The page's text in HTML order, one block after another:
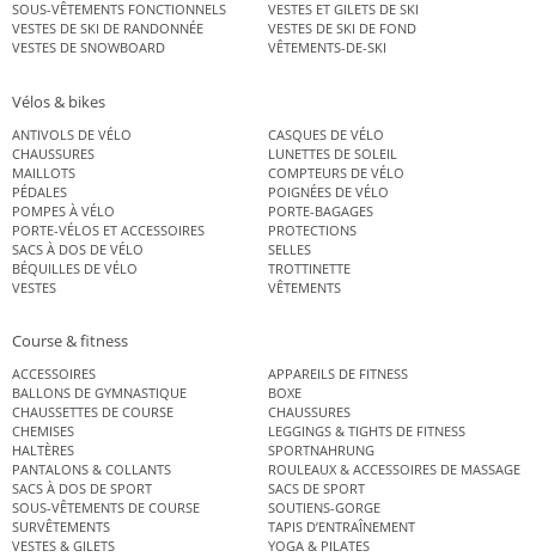
SOUS-VÊTEMENTS FONCTIONNELS
VESTES ET GILETS DE SKI
VESTES DE SKI DE RANDONNÉE
VESTES DE SKI DE FOND
VESTES DE SNOWBOARD
VÊTEMENTS-DE-SKI
Vélos & bikes
ANTIVOLS DE VÉLO
CASQUES DE VÉLO
CHAUSSURES
LUNETTES DE SOLEIL
MAILLOTS
COMPTEURS DE VÉLO
PÉDALES
POIGNÉES DE VÉLO
POMPES À VÉLO
PORTE-BAGAGES
PORTE-VÉLOS ET ACCESSOIRES
PROTECTIONS
SACS À DOS DE VÉLO
SELLES
BÉQUILLES DE VÉLO
TROTTINETTE
VESTES
VÊTEMENTS
Course & fitness
ACCESSOIRES
APPAREILS DE FITNESS
BALLONS DE GYMNASTIQUE
BOXE
CHAUSSETTES DE COURSE
CHAUSSURES
CHEMISES
LEGGINGS & TIGHTS DE FITNESS
HALTÈRES
SPORTNAHRUNG
PANTALONS & COLLANTS
ROULEAUX & ACCESSOIRES DE MASSAGE
SACS À DOS DE SPORT
SACS DE SPORT
SOUS-VÊTEMENTS DE COURSE
SOUTIENS-GORGE
SURVÊTEMENTS
TAPIS D’ENTRAÎNEMENT
VESTES & GILETS
YOGA & PILATES